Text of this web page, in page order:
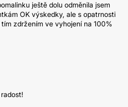
ještě dolu odměnila jsem
OK výskedky, ale s opatrnosti
zdržením ve vyhojení na 100%